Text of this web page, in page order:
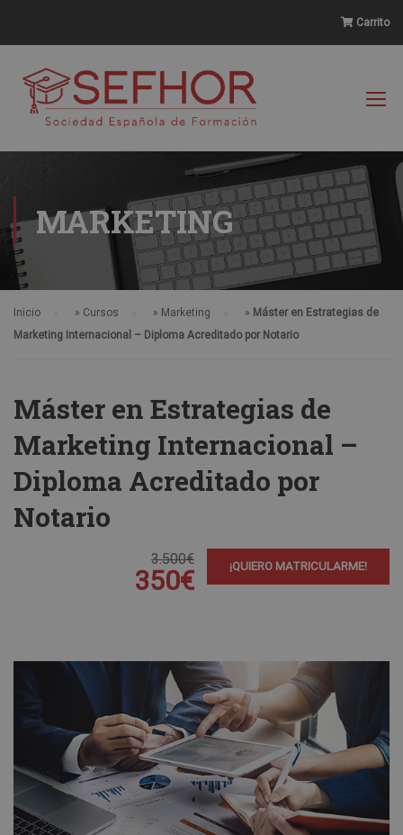
Carrito
MARKETING
Inicio » Cursos » Marketing » Máster en Estrategias de
Marketing Internacional – Diploma Acreditado por Notario
Máster en Estrategias de
Marketing Internacional –
Diploma Acreditado por
Notario
3.500€
350€ ¡QUIERO MATRICULARME!